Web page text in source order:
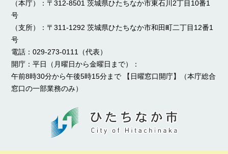
（本庁）：〒312-8501 茨城県ひたちなか市東石川2丁目10番1
号
（支所）：〒311-1292 茨城県ひたちなか市和田町二丁目12番1
号
電話：029-273-0111（代表）
開庁：平日（月曜日から金曜日まで）：
午前8時30分から午後5時15分まで 【日曜窓口開庁】（本庁総合
窓口の一部業務のみ）